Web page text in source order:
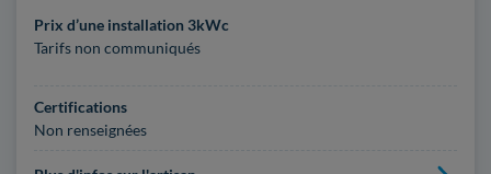
Prix d’une installation 3kWc
Tarifs non communiqués
Certifications
Non renseignées